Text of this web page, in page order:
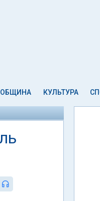
ОБЩИНА КУЛЬТУРА